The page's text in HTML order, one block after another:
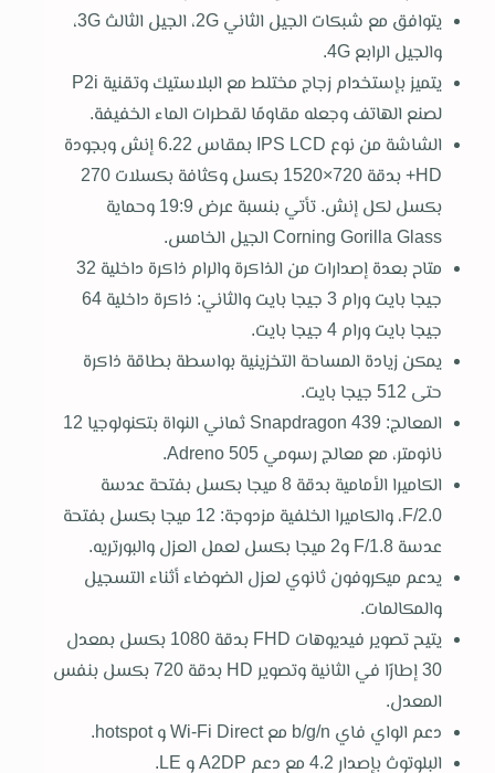
يتوافق مع شبكات الجيل الثاني 2G، الجيل الثالث 3G،
والجيل الرابع 4G.
يتميز بإستخدام زجاج مختلط مع البلاستيك وتقنية P2i
لصنع الهاتف وجعله مقاومًا لقطرات الماء الخفيفة.
الشاشة من نوع IPS LCD بمقاس 6.22 إنش وبجودة
HD+ بدقة 720×1520 بكسل وكثافة بكسلات 270
بكسل لكل إنش. تأتي بنسبة عرض 19:9 وحماية
Corning Gorilla Glass الجيل الخامس.
متاح بعدة إصدارات من الذاكرة والرام ذاكرة داخلية 32
جيجا بايت ورام 3 جيجا بايت والثاني: ذاكرة داخلية 64
جيجا بايت ورام 4 جيجا بايت.
يمكن زيادة المساحة التخزينية بواسطة بطاقة ذاكرة
حتى 512 جيجا بايت.
المعالج: Snapdragon 439 ثماني النواة بتكنولوجيا 12
نانومتر، مع معالج رسومي Adreno 505.
الكاميرا الأمامية بدقة 8 ميجا بكسل بفتحة عدسة
F/2.0، والكاميرا الخلفية مزدوجة: 12 ميجا بكسل بفتحة
عدسة F/1.8 و2 ميجا بكسل لعمل العزل والبورتريه.
يدعم ميكروفون ثانوي لعزل الضوضاء أثناء التسجيل
والمكالمات.
يتيح تصوير فيديوهات FHD بدقة 1080 بكسل بمعدل
30 إطارًا في الثانية وتصوير HD بدقة 720 بكسل بنفس
المعدل.
دعم الواي فاي b/g/n مع Wi-Fi Direct و hotspot.
البلوتوث بإصدار 4.2 مع دعم A2DP و LE.